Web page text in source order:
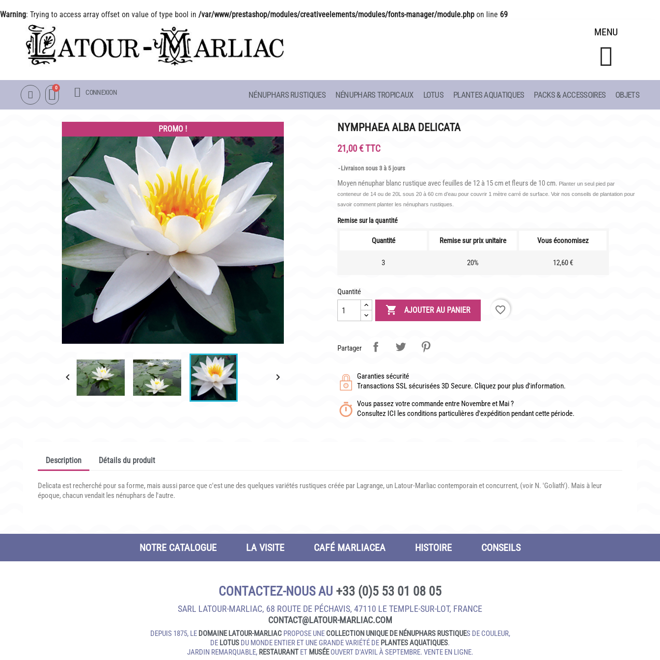
Warning: Trying to access array offset on value of type bool in /var/www/prestashop/modules/creativeelements/modules/fonts-manager/module.php on line 69
MENU
NOTRE CATALOGUE
NÉNUPHARS RUSTIQUES
NÉNUPHARS TROPICAUX
AUTRES PLANTES AQUATIQUES
PACKS & ACCESSOIRES
INFOS PRATIQUES
PLAN & PHOTOS DU SITE
POUR LES ENFANTS
GROUPES ADULTES & SCOLAIRES
CAFÉ MARLIACEA
HORAIRES ET ACCÈS
LA CARTE
NOS SOIRÉES ESTIVALES
HISTOIRE
LATOUR-MARLIAC
CONSEILS
CONDITIONNEMENT, GARANTIES ET DÉLAIS DE LIVRAISON TÉLÉCHARGER UN BON DE COMMANDE VIERGE
CONNEXION NÉNUPHARS RUSTIQUES NÉNUPHARS TROPICAUX LOTUS PLANTES AQUATIQUES PACKS & ACCESSOIRES OBJETS
PROMO !
 
NYMPHAEA ALBA DELICATA
21,00 € TTC
Livraison sous 3 à 5 jours
Moyen nénuphar blanc rustique avec feuilles de 12 à 15 cm et fleurs de 10 cm. Planter un seul pied par
conteneur de 14 ou de 20L sous 20 à 60 cm d’eau pour couvrir 1 mètre carré de surface. Voir nos conseils de plantation pour
savoir comment planter les nénuphars rustiques.
Remise sur la quantité
Quantité Remise sur prix unitaire Vous économisez
3 20% 12,60 €
Quantité
 AJOUTER AU PANIER favorite_border
Partager
Garanties sécurité
Transactions SSL sécurisées 3D Secure. Cliquez pour plus d'information.
Vous passez votre commande entre Novembre et Mai ?
Consultez ICI les conditions particulières d'expédition pendant cette période.
Description Détails du produit
Delicata est recherché pour sa forme, mais aussi parce que c'est une des quelques variétés rustiques créée par Lagrange, un Latour-Marliac contemporain et concurrent, (voir N. 'Goliath'). Mais à leur
époque, chacun vendait les nénuphars de l'autre.
NOTRE CATALOGUE LA VISITE CAFÉ MARLIACEA HISTOIRE CONSEILS
CONTACTEZ-NOUS AU +33 (0)5 53 01 08 05
SARL LATOUR-MARLIAC, 68 ROUTE DE PÉCHAVIS, 47110 LE TEMPLE‑SUR‑LOT, FRANCE
CONTACT@LATOUR‑MARLIAC.COM
DEPUIS 1875, LE DOMAINE LATOUR-MARLIACPROPOSE UNE COLLECTION UNIQUE DE NÉNUPHARS RUSTIQUES DE COULEUR,
DE LOTUS DU MONDE ENTIER ET UNE GRANDE VARIÉTÉ DE PLANTES AQUATIQUES.
JARDIN REMARQUABLE, RESTAURANTET MUSÉEOUVERT D'AVRIL À SEPTEMBRE. VENTE EN LIGNE.